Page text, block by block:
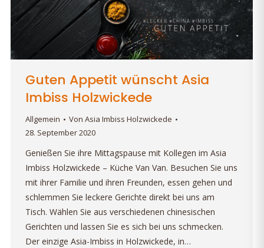
Guten Appetit wünscht Asia
Imbiss Holzwickede
Allgemein Von Asia Imbiss Holzwickede
28. September 2020
Genießen Sie ihre Mittagspause mit Kollegen im Asia
Imbiss Holzwickede – Küche Van Van. Besuchen Sie uns
mit ihrer Familie und ihren Freunden, essen gehen und
schlemmen Sie leckere Gerichte direkt bei uns am
Tisch. Wählen Sie aus verschiedenen chinesischen
Gerichten und lassen Sie es sich bei uns schmecken.
Der einzige Asia-Imbiss in Holzwickede, in…